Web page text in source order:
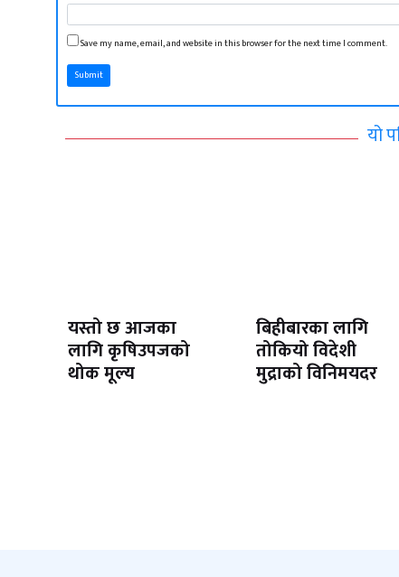
Save my name, email, and website in this browser for the next time I comment.
Submit
यो
यस्तो छ आजका
लागि कृषिउपजको
थोक मूल्य
बिहीबारका लागि
तोकियो विदेशी
मुद्राको विनिमयदर